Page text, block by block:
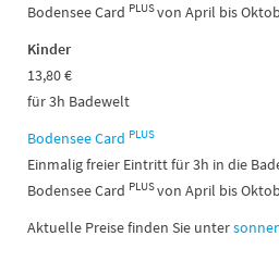
Bodensee Card PLUSvon April bis
Kinder
13,80 €
für 3h Badewelt
Bodensee Card PLUS
Einmalig freier Eintritt für 3h in die
Bodensee Card PLUSvon April bis
Aktuelle Preise finden Sie unter